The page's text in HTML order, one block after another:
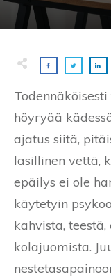
höyryää
ajatus siitä,
lasillinen vettä,
epäilys ei ole
käytetyin
kahvista,
kolajuomista.